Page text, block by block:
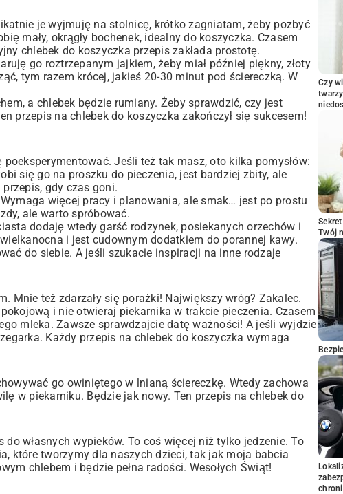
je wyjmuję na stolnicę, krótko zagniatam, żeby pozbyć
mały, okrągły bochenek, idealny do koszyczka. Czasem
chlebek do koszyczka przepis zakłada prostotę.
go roztrzepanym jajkiem, żeby miał później piękny, złoty
tym razem krócej, jakieś 20-30 minut pod ściereczką. W
a chlebek będzie rumiany. Żeby sprawdzić, czy jest
przepis na chlebek do koszyczka zakończył się sukcesem!
Jeśli też tak masz, oto kilka pomysłów:
się go na proszku do pieczenia, jest bardziej zbity, ale
gdy czas goni.
więcej pracy i planowania, ale smak… jest po prostu
ale warto spróbować.
dodaję wtedy garść rodzynek, posiekanych orzechów i
i jest cudownym dodatkiem do porannej kawy.
do siebie. A jeśli szukacie inspiracji na inne rodzaje
Mnie też zdarzały się porażki! Największy wróg? Zakalec.
i nie otwieraj piekarnika w trakcie pieczenia. Czasem
mleka. Zawsze sprawdzajcie datę ważności! A jeśli wyjdzie
Każdy przepis na chlebek do koszyczka wymaga
go owiniętego w lnianą ściereczkę. Wtedy zachowa
w piekarniku. Będzie jak nowy. Ten przepis na chlebek do
własnych wypieków. To coś więcej niż tylko jedzenie. To
które tworzymy dla naszych dzieci, tak jak moja babcia
chlebem i będzie pełna radości. Wesołych Świąt!
Czy
Twój